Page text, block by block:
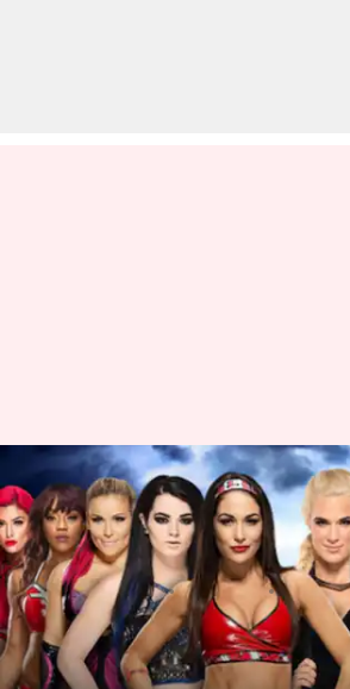
WWE रॉयल रंबल
सुपरस्टार्स जीत सकती
विमेंस रॉयल रंबल
लेखन Neeraj Pandey Jan 25, 2019 04:11 pm
क्या है खबर?